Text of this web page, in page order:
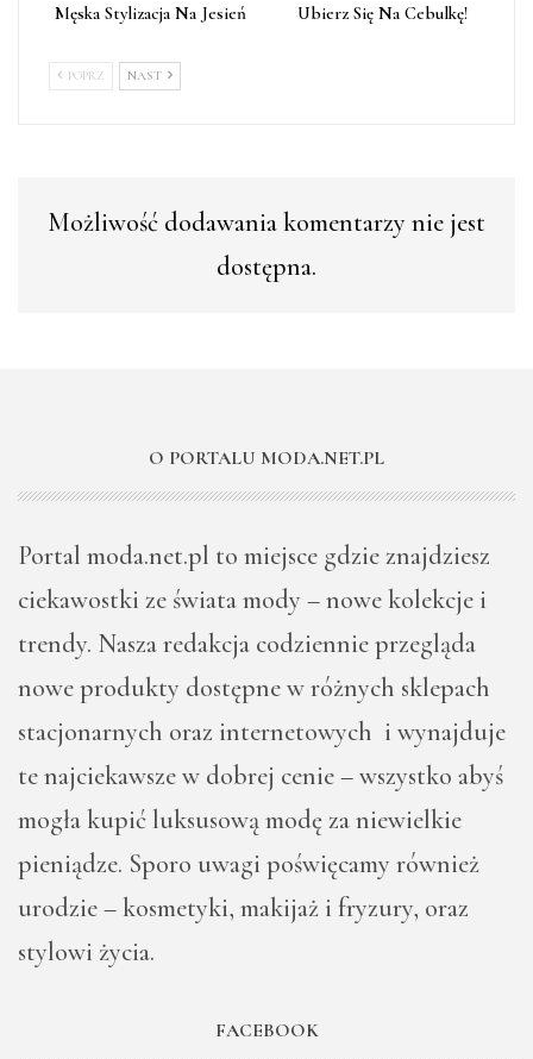
Męska Stylizacja Na Jesień Ubierz Się Na Cebulkę!
POPRZ NAST
Możliwość dodawania komentarzy nie jest
dostępna.
O PORTALU MODA.NET.PL
Portal moda.net.pl to miejsce gdzie znajdziesz
ciekawostki ze świata mody – nowe kolekcje i
trendy. Nasza redakcja codziennie przegląda
nowe produkty dostępne w różnych sklepach
stacjonarnych oraz internetowych i wynajduje
te najciekawsze w dobrej cenie – wszystko abyś
mogła kupić luksusową modę za niewielkie
pieniądze. Sporo uwagi poświęcamy również
urodzie – kosmetyki, makijaż i fryzury, oraz
stylowi życia.
FACEBOOK